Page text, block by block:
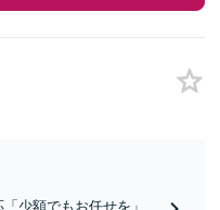
少額でもお任せを」